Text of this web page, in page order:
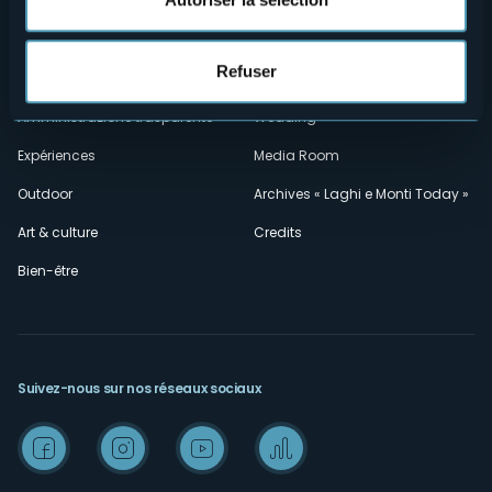
Refuser
Privacy
Amministrazione trasparente
Expériences
Outdoor
Art & culture
Bien-être
Hébergements
Mice
Wedding
Media Room
Archives « Laghi e Monti Today »
Credits
Suivez-nous sur nos réseaux sociaux